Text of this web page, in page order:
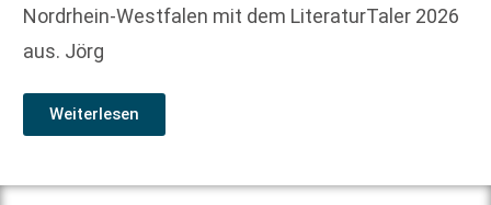
Nordrhein-Westfalen mit dem LiteraturTaler 2026
aus. Jörg
Weiterlesen